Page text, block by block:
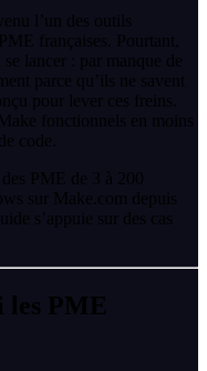
l’un des outils
françaises. Pourtant,
lancer : par manque de
parce qu’ils ne savent
pour lever ces freins.
fonctionnels en moins
code.
PME de 3 à 200
sur Make.com depuis
s’appuie sur des cas
les PME